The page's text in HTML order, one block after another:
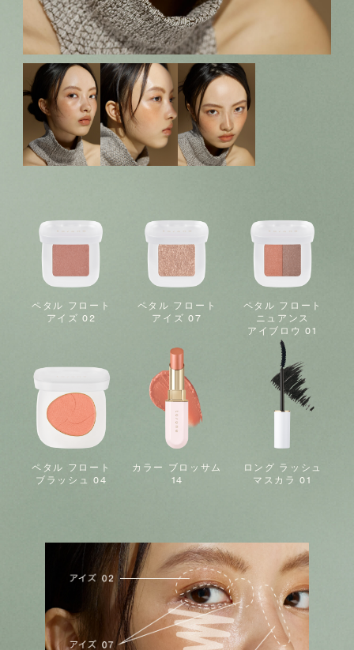
ペタル フロート
アイズ 02
ペタル フロート
アイズ 07
ペタル フロート
ニュアンス
アイブロウ 01
ペタル フロート
ブラッシュ 04
カラー ブロッサム
14
ロング ラッシュ
マスカラ 01